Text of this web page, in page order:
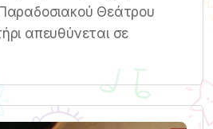
Θεάτρου
απευθύνεται σε